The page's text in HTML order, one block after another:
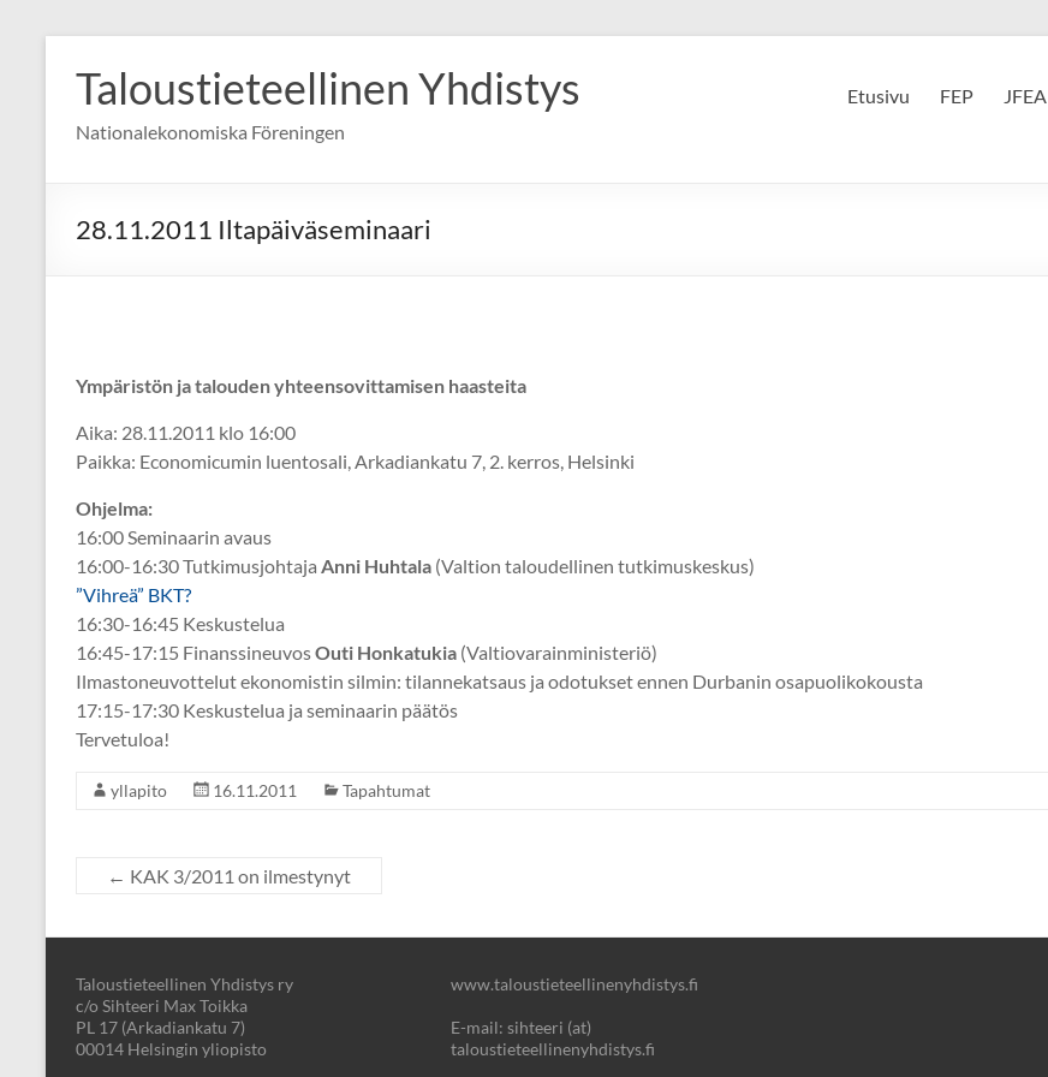
content
Taloustieteellinen Yhdistys
Nationalekonomiska Föreningen
Etusivu FEP JFEA
28.11.2011 Iltapäiväseminaari
Ympäristön ja talouden yhteensovittamisen haasteita
Aika: 28.11.2011 klo 16:00
Paikka: Economicumin luentosali, Arkadiankatu 7, 2. kerros, Helsinki
Ohjelma:
16:00 Seminaarin avaus
16:00-16:30 Tutkimusjohtaja Anni Huhtala (Valtion taloudellinen tutkimuskeskus)
”Vihreä” BKT?
16:30-16:45 Keskustelua
16:45-17:15 FinanssineuvosOuti Honkatukia (Valtiovarainministeriö)
Ilmastoneuvottelut ekonomistin silmin: tilannekatsaus ja odotukset ennen Durbanin osapuolikokousta
17:15-17:30 Keskustelua ja seminaarin päätös
Tervetuloa!
yllapito 16.11.2011 Tapahtumat
← KAK 3/2011 on ilmestynyt
Taloustieteellinen Yhdistys ry
c/o Sihteeri Max Toikka
PL 17 (Arkadiankatu 7)
00014 Helsingin yliopisto
www.taloustieteellinenyhdistys.fi
E-mail: sihteeri (at)
taloustieteellinenyhdistys.fi